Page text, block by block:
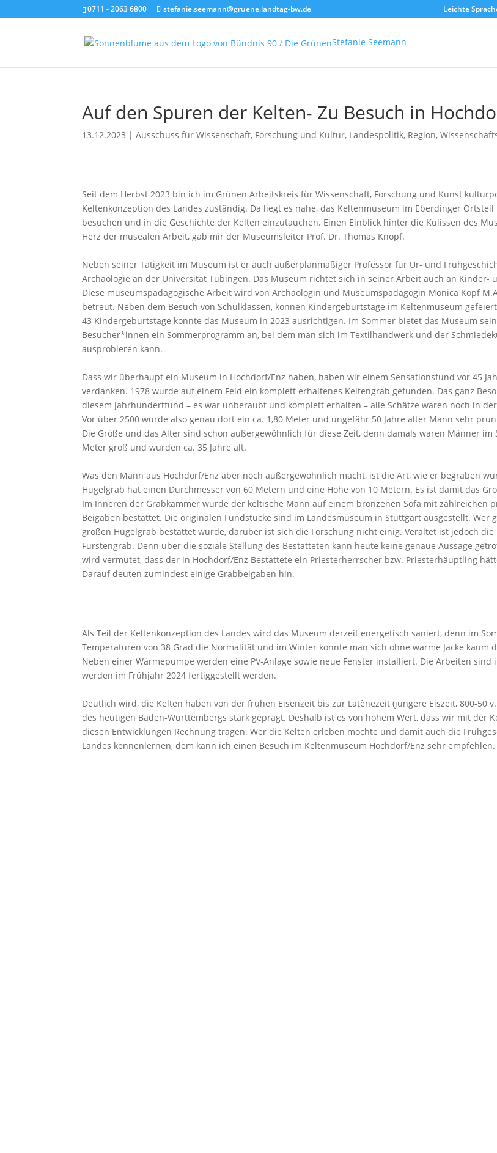
0711 - 2063 6800 stefanie.seemann@gruene.landtag-bw.de Leichte
Stefanie Seemann
Auf den Spuren der Kelten- Zu Besuch in
13.12.2023 |Ausschuss für Wissenschaft, Forschung und Kultur, Landespolitik, Region,
Seit dem Herbst 2023 bin ich im Grünen Arbeitskreis für Wissenschaft, Forschung und Kunst
Keltenkonzeption des Landes zuständig. Da liegt es nahe, das Keltenmuseum im Eberdinger Ortsteil
besuchen und in die Geschichte der Kelten einzutauchen. Einen Einblick hinter die Kulissen des
Herz der musealen Arbeit, gab mir der Museumsleiter Prof. Dr. Thomas Knopf.
Neben seiner Tätigkeit im Museum ist er auch außerplanmäßiger Professor für Ur- und
Archäologie an der Universität Tübingen. Das Museum richtet sich in seiner Arbeit auch an Kinder-
Diese museumspädagogische Arbeit wird von Archäologin und Museumspädagogin Monica Kopf
betreut. Neben dem Besuch von Schulklassen, können Kindergeburtstage im Keltenmuseum
43 Kindergeburtstage konnte das Museum in 2023 ausrichtigen. Im Sommer bietet das Museum
Besucher*innen ein Sommerprogramm an, bei dem man sich im Textilhandwerk und der
ausprobieren kann.
Dass wir überhaupt ein Museum in Hochdorf/Enz haben, haben wir einem Sensationsfund vor 45
verdanken. 1978 wurde auf einem Feld ein komplett erhaltenes Keltengrab gefunden. Das ganz
diesem Jahrhundertfund – es war unberaubt und komplett erhalten – alle Schätze waren noch in
Vor über 2500 wurde also genau dort ein ca. 1,80 Meter und ungefähr 50 Jahre alter Mann sehr
Die Größe und das Alter sind schon außergewöhnlich für diese Zeit, denn damals waren Männer im
Meter groß und wurden ca. 35 Jahre alt.
Was den Mann aus Hochdorf/Enz aber noch außergewöhnlich macht, ist die Art, wie er begraben
Hügelgrab hat einen Durchmesser von 60 Metern und eine Höhe von 10 Metern. Es ist damit das
Im Inneren der Grabkammer wurde der keltische Mann auf einem bronzenen Sofa mit zahlreichen
Beigaben bestattet. Die originalen Fundstücke sind im Landesmuseum in Stuttgart ausgestellt. Wer
großen Hügelgrab bestattet wurde, darüber ist sich die Forschung nicht einig. Veraltet ist jedoch die
Fürstengrab. Denn über die soziale Stellung des Bestatteten kann heute keine genaue Aussage
wird vermutet, dass der in Hochdorf/Enz Bestattete ein Priesterherrscher bzw. Priesterhäuptling
Darauf deuten zumindest einige Grabbeigaben hin.
Als Teil der Keltenkonzeption des Landes wird das Museum derzeit energetisch saniert, denn im
Temperaturen von 38 Grad die Normalität und im Winter konnte man sich ohne warme Jacke kaum
Neben einer Wärmepumpe werden eine PV-Anlage sowie neue Fenster installiert. Die Arbeiten sind
werden im Frühjahr 2024 fertiggestellt werden.
Deutlich wird, die Kelten haben von der frühen Eisenzeit bis zur Latènezeit (jüngere Eiszeit, 800-50
des heutigen Baden-Württembergs stark geprägt. Deshalb ist es von hohem Wert, dass wir mit der
diesen Entwicklungen Rechnung tragen. Wer die Kelten erleben möchte und damit auch die
Landes kennenlernen, dem kann ich einen Besuch im Keltenmuseum Hochdorf/Enz sehr empfehlen.